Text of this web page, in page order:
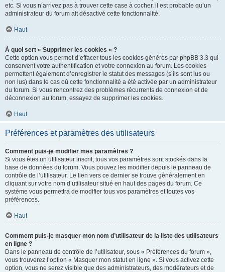
etc. Si vous n’arrivez pas à trouver cette case à cocher, il est probable qu’un
administrateur du forum ait désactivé cette fonctionnalité.
Haut
À quoi sert « Supprimer les cookies » ?
Cette option vous permet d’effacer tous les cookies générés par phpBB 3.3 qui
conservent votre authentification et votre connexion au forum. Les cookies
permettent également d’enregistrer le statut des messages (s’ils sont lus ou
non lus) dans le cas où cette fonctionnalité a été activée par un administrateur
du forum. Si vous rencontrez des problèmes récurrents de connexion et de
déconnexion au forum, essayez de supprimer les cookies.
Haut
Préférences et paramètres des utilisateurs
Comment puis-je modifier mes paramètres ?
Si vous êtes un utilisateur inscrit, tous vos paramètres sont stockés dans la
base de données du forum. Vous pouvez les modifier depuis le panneau de
contrôle de l’utilisateur. Le lien vers ce dernier se trouve généralement en
cliquant sur votre nom d’utilisateur situé en haut des pages du forum. Ce
système vous permettra de modifier tous vos paramètres et toutes vos
préférences.
Haut
Comment puis-je masquer mon nom d’utilisateur de la liste des utilisateurs
en ligne ?
Dans le panneau de contrôle de l’utilisateur, sous « Préférences du forum »,
vous trouverez l’option « Masquer mon statut en ligne ». Si vous activez cette
option, vous ne serez visible que des administrateurs, des modérateurs et de